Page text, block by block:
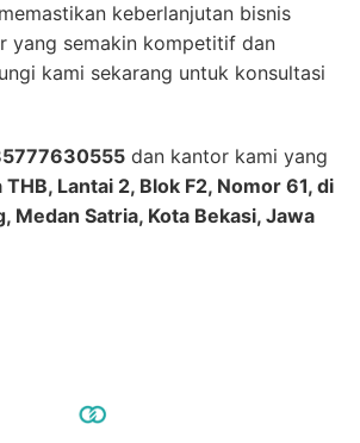
keberlanjutan bisnis
yang semakin kompetitif dan
kami sekarang untuk konsultasi
dan kantor kami yang
THB, Lantai 2, Blok F2, Nomor 61, di
Medan Satria, Kota Bekasi, Jawa